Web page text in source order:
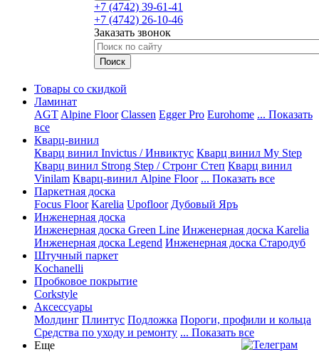
+7 (4742) 39-61-41
+7 (4742) 26-10-46
Заказать звонок
Товары со скидкой
Ламинат
AGT Alpine Floor Classen Egger Pro Eurohome ... Показать
все
Кварц-винил
Кварц винил Invictus / Инвиктус Кварц винил My Step
Кварц винил Strong Step / Стронг Степ Кварц винил
Vinilam Кварц-винил Alpine Floor ... Показать все
Паркетная доска
Focus Floor Karelia Upofloor Дубовый Яръ
Инженерная доска
Инженерная доска Green Line Инженерная доска Karelia
Инженерная доска Legend Инженерная доска Стародуб
Штучный паркет
Kochanelli
Пробковое покрытие
Corkstyle
Аксессуары
Молдинг Плинтус Подложка Пороги, профили и кольца
Средства по уходу и ремонту ... Показать все
Еще